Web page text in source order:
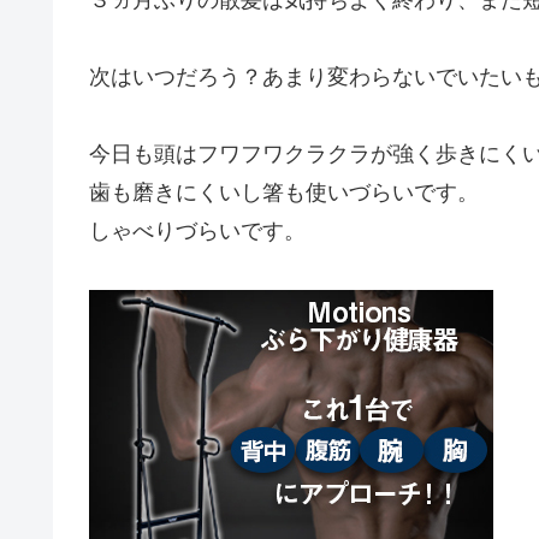
次はいつだろう？あまり変わらないでいたいも
今日も頭はフワフワクラクラが強く歩きにくい
歯も磨きにくいし箸も使いづらいです。
しゃべりづらいです。